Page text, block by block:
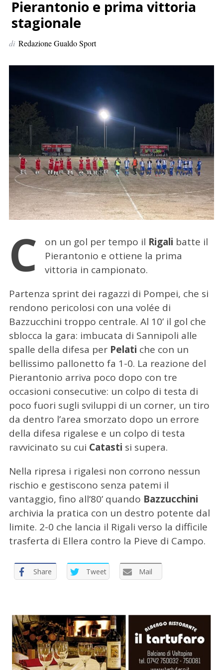
e
r
:
Pierantonio e prima vittoria
stagionale
di Redazione Gualdo Sport
C on un gol per tempo il Rigali batte il
Pierantonio e ottiene la prima
vittoria in campionato.
Partenza sprint dei ragazzi di Pompei, che si
rendono pericolosi con una volée di
Bazzucchini troppo centrale. Al 10’ il gol che
sblocca la gara: imbucata di Sannipoli alle
spalle della difesa per Pelati che con un
bellissimo pallonetto fa 1-0. La reazione del
Pierantonio arriva poco dopo con tre
occasioni consecutive: un colpo di testa di
poco fuori sugli sviluppi di un corner, un tiro
da dentro l’area smorzato dopo un errore
della difesa rigalese e un colpo di testa
ravvicinato su cui Catasti si supera.
Nella ripresa i rigalesi non corrono nessun
rischio e gestiscono senza patemi il
vantaggio, fino all’80’ quando Bazzucchini
archivia la pratica con un destro potente dal
limite. 2-0 che lancia il Rigali verso la difficile
trasferta di Ellera contro la Pieve di Campo.
Share Tweet Mail
C